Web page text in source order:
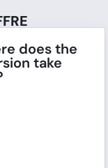
does the
take